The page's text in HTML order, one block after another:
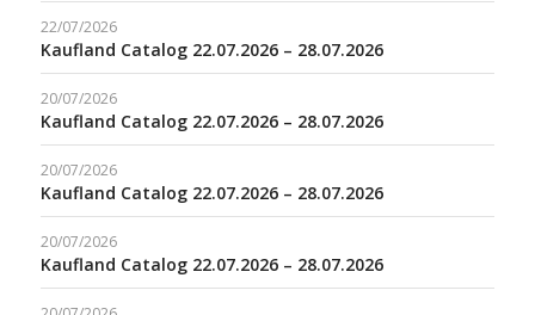
22/07/2026
Kaufland Catalog 22.07.2026 – 28.07.2026
20/07/2026
Kaufland Catalog 22.07.2026 – 28.07.2026
20/07/2026
Kaufland Catalog 22.07.2026 – 28.07.2026
20/07/2026
Kaufland Catalog 22.07.2026 – 28.07.2026